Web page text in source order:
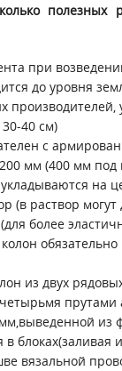
полезных
при
до уровня
производителей,
40 см)
с
мм (400 мм под
на
(в раствор могут
более
из двух
прутами
из
в блоках(заливая
вязальной